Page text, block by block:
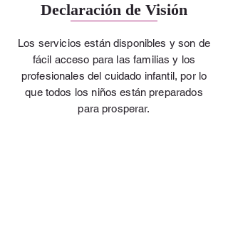
Declaración de Visión
Los servicios están disponibles y son de
fácil acceso para las familias y los
profesionales del cuidado infantil, por lo
que todos los niños están preparados
para prosperar.